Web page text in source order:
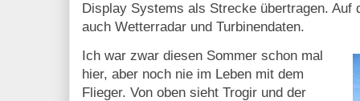
Display Systems als Strecke übertragen. Auf
auch Wetterradar und Turbinendaten.
Ich war zwar diesen Sommer schon mal
hier, aber noch nie im Leben mit dem
Flieger. Von oben sieht Trogir und der